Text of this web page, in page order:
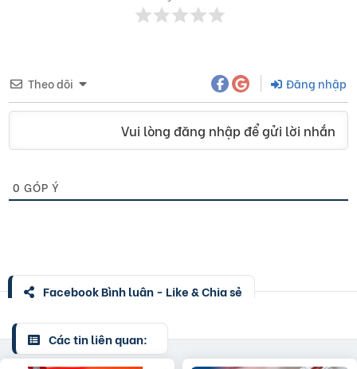
Theo dõi Đăng nhập
Vui lòng đăng nhập để gửi lời nhắn
0 GÓP Ý
Facebook Bình luận - Like & Chia sẻ
Các tin liên quan: